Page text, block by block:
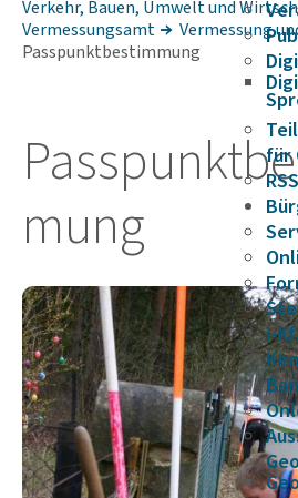
für
i-
Verkehr, Bauen, Umwelt und
Vermessungsamt
Vermessung
Passpunktbestimmung
mung